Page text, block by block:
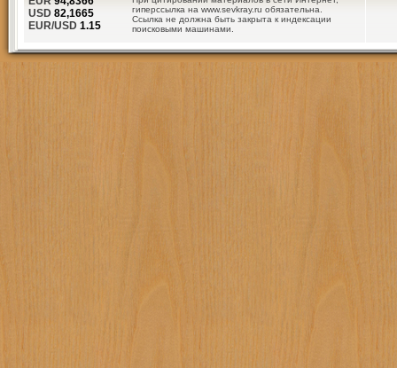
гиперссылка на www.sevkray.ru обязательна.
Ссылка не должна быть закрыта к индексации
поисковыми машинами.
USD 82,1665
EUR/USD 1.15